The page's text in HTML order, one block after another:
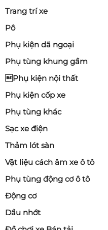
Trang trí xe
Pô
Phụ kiện dã ngoại
Phụ tùng khung gầm
Phụ kiện nội thất
Phụ kiện cốp xe
Phụ tùng khác
Sạc xe điện
Thảm lót sàn
Vật liệu cách âm xe ô tô
Phụ tùng động cơ ô tô
Động cơ
Dầu nhớt